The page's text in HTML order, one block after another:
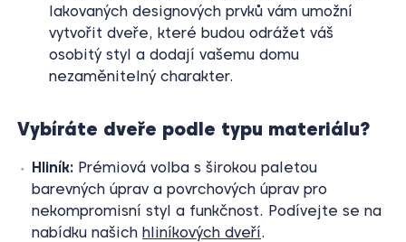
lakovaných designových prvků vám umožní
vytvořit dveře, které budou odrážet váš
osobitý styl a dodají vašemu domu
nezaměnitelný charakter.
Vybíráte dveře podle typu materiálu?
Hliník: Prémiová volba s širokou paletou
barevných úprav a povrchových úprav pro
nekompromisní styl a funkčnost. Podívejte se na
nabídku našichhliníkových dveří.